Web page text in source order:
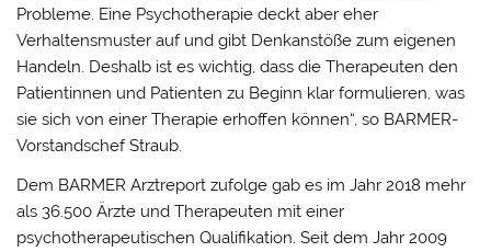
Probleme. Eine Psychotherapie deckt aber eher
Verhaltensmuster auf und gibt Denkanstöße zum eigenen
Handeln. Deshalb ist es wichtig, dass die Therapeuten den
Patientinnen und Patienten zu Beginn klar formulieren, was
sie sich von einer Therapie erhoffen können“, so BARMER-
Vorstandschef Straub.
Dem BARMER Arztreport zufolge gab es im Jahr 2018 mehr
als 36.500 Ärzte und Therapeuten mit einer
psychotherapeutischen Qualifikation. Seit dem Jahr 2009